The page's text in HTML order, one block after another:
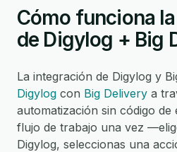
Cómo funciona
de Digylog + Big
La integración de Digylog y
Digylog con Big Delivery a
automatización sin código
flujo de trabajo una vez
Digylog, seleccionas una